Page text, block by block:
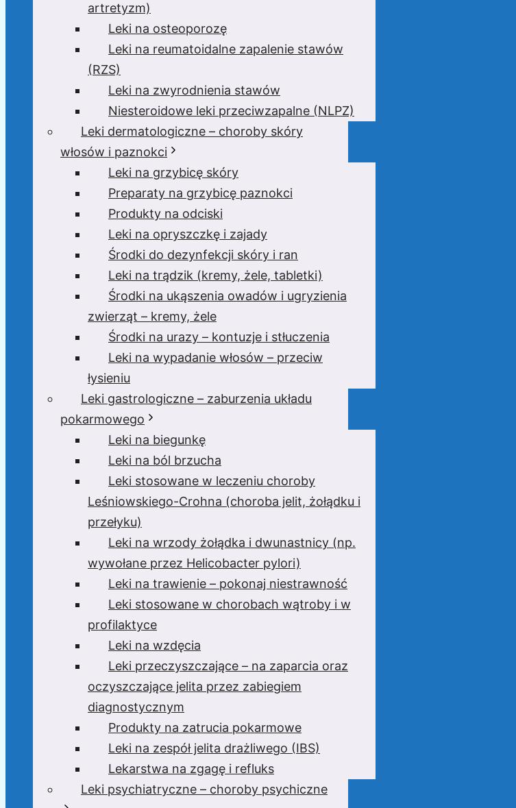
artretyzm)
Leki na osteoporozę
Leki na reumatoidalne zapalenie stawów
(RZS)
Leki na zwyrodnienia stawów
Niesteroidowe leki przeciwzapalne (NLPZ)
Leki dermatologiczne – choroby skóry
włosów i paznokci
Leki na grzybicę skóry
Preparaty na grzybicę paznokci
Produkty na odciski
Leki na opryszczkę i zajady
Środki do dezynfekcji skóry i ran
Leki na trądzik (kremy, żele, tabletki)
Środki na ukąszenia owadów i ugryzienia
zwierząt – kremy, żele
Środki na urazy – kontuzje i stłuczenia
Leki na wypadanie włosów – przeciw
łysieniu
Leki gastrologiczne – zaburzenia układu
pokarmowego
Leki na biegunkę
Leki na ból brzucha
Leki stosowane w leczeniu choroby
Leśniowskiego-Crohna (choroba jelit, żołądku i
przełyku)
Leki na wrzody żołądka i dwunastnicy (np.
wywołane przez Helicobacter pylori)
Leki na trawienie – pokonaj niestrawność
Leki stosowane w chorobach wątroby i w
profilaktyce
Leki na wzdęcia
Leki przeczyszczające – na zaparcia oraz
oczyszczające jelita przez zabiegiem
diagnostycznym
Produkty na zatrucia pokarmowe
Leki na zespół jelita drażliwego (IBS)
Lekarstwa na zgagę i refluks
Leki psychiatryczne – choroby psychiczne